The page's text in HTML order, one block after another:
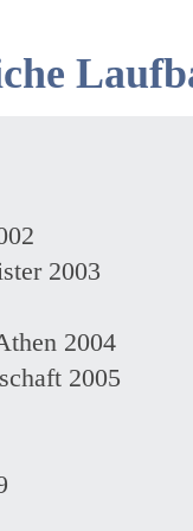
2003
2004
2005